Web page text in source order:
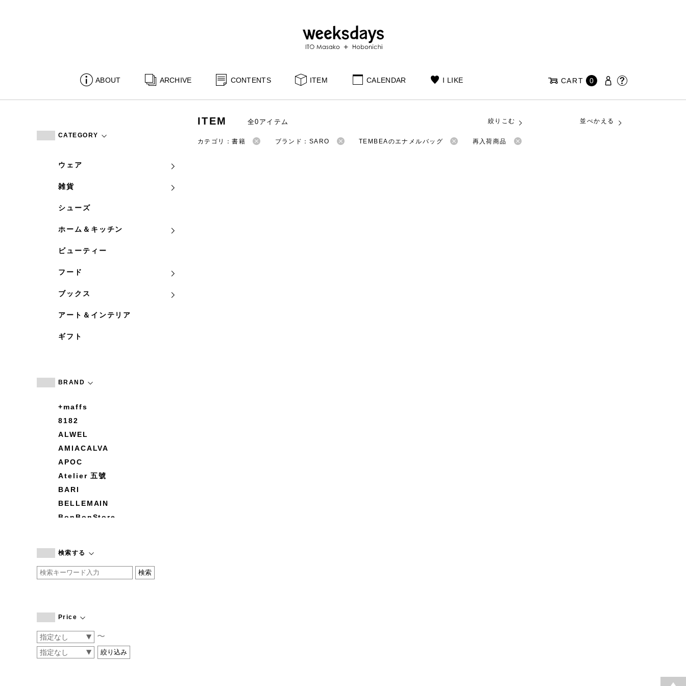
ABOUT ARCHIVE CONTENTS ITEM CALENDAR I LIKE CART 0
CATEGORY
ウェア
雑貨
シューズ
ホーム＆キッチン
ビューティー
フード
ブックス
アート＆インテリア
ギフト
BRAND
+maffs
8182
ALWEL
AMIACALVA
APOC
Atelier 五號
BARI
BELLEMAIN
BonBonStore
by basics
CATWORTH
COGTHEBIGSMOKE
CONVERSE
DEAN & DELUCA
検索する
Price
〜
ITEM 全0アイテム 絞りこむ 並べかえる
カテゴリ：書籍 ブランド：SARO TEMBEAのエナメルバッグ 再入荷商品